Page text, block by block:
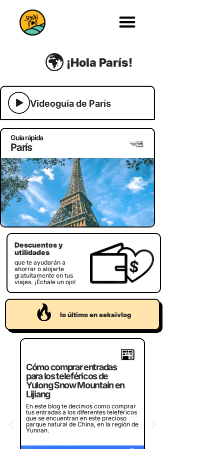
¡Hola París!
Videoguía de París
Guía rápida
París
Descuentos y
utilidades
que te ayudarán a
ahorrar o alojarte
gratuitamente en tus
viajes. ¡Échale un ojo!
lo último en sekaivlog
Cómo comprar entradas
para los teleféricos de
Yulong Snow Mountain en
Lijiang
En este blog te decimos como comprar
tus entradas a los diferentes teleféricos
que se encuentran en este precioso
parque natural de China, en la región de
Yunnan.